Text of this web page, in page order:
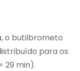
o butilbrometo
para os
29 min).